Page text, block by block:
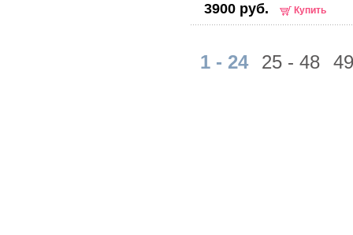
3900 руб. Купить
1 - 24 25 - 48